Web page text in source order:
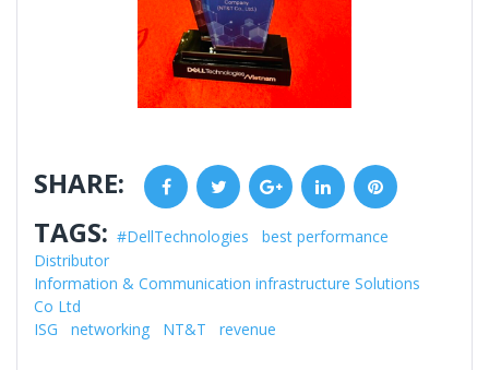
SHARE: FacebookTwitter Google+LinkedInPinterest
TAGS: #DellTechnologies
best performance
Distributor
Information & Communication infrastructure Solutions
Co Ltd
ISG
networking NT&T revenue